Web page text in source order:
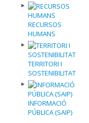
RECURSOS
HUMANS
TERRITORI I
SOSTENIBILITAT
INFORMACIÓ
PÚBLICA (SAIP)